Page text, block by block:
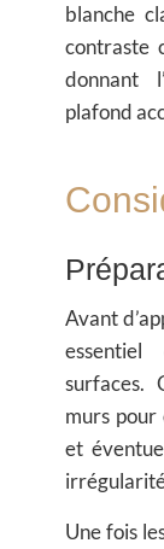
blanche
contraste
donnant
plafond
Avant
surfaces.
murs pour
et
Une fois